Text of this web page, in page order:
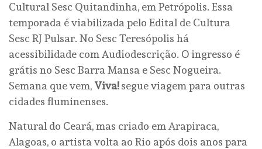
Cultural Sesc Quitandinha, em Petrópolis. Essa
temporada é viabilizada pelo Edital de Cultura
Sesc RJ Pulsar. No Sesc Teresópolis há
acessibilidade com Audiodescrição. O ingresso é
grátis no Sesc Barra Mansa e Sesc Nogueira.
Semana que vem, Viva!segue viagem para outras
cidades fluminenses.
Natural do Ceará, mas criado em Arapiraca,
Alagoas, o artista volta ao Rio após dois anos para